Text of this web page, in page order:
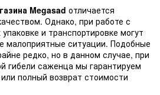
Megasad отличается
Однако, при работе с
и транспортировке могут
малоприятные ситуации. Подобные
редко, но в данном случае, при
гибели саженца мы гарантируем
полный возврат стоимости